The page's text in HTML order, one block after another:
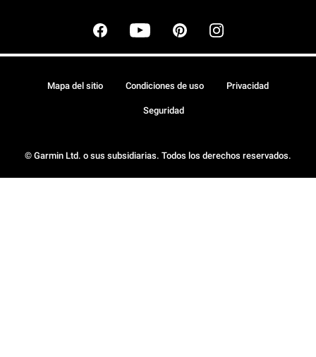
© Garmin Ltd. o sus subsidiarias. Todos los derechos reservados.
Mapa del sitio Condiciones de uso Privacidad
Seguridad